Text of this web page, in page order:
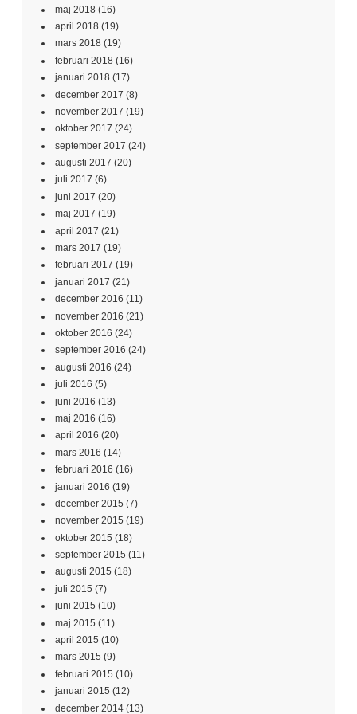
maj 2018 (16)
april 2018 (19)
mars 2018 (19)
februari 2018 (16)
januari 2018 (17)
december 2017 (8)
november 2017 (19)
oktober 2017 (24)
september 2017 (24)
augusti 2017 (20)
juli 2017 (6)
juni 2017 (20)
maj 2017 (19)
april 2017 (21)
mars 2017 (19)
februari 2017 (19)
januari 2017 (21)
december 2016 (11)
november 2016 (21)
oktober 2016 (24)
september 2016 (24)
augusti 2016 (24)
juli 2016 (5)
juni 2016 (13)
maj 2016 (16)
april 2016 (20)
mars 2016 (14)
februari 2016 (16)
januari 2016 (19)
december 2015 (7)
november 2015 (19)
oktober 2015 (18)
september 2015 (11)
augusti 2015 (18)
juli 2015 (7)
juni 2015 (10)
maj 2015 (11)
april 2015 (10)
mars 2015 (9)
februari 2015 (10)
januari 2015 (12)
december 2014 (13)